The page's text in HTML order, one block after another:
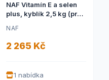
NAF Vitamín E a selen
plus, kyblík 2,5 kg (pro
koní v zátěži )
NAF
2 265 Kč
1 nabídka